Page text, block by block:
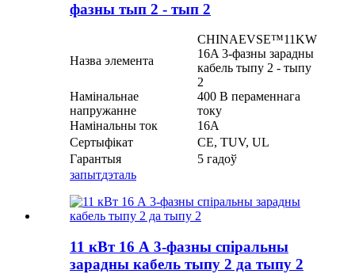
фазны тып 2 - тып 2
Назва элемента
CHINAEVSE™️11KW
16A 3-фазны зарадны
кабель тыпу 2 - тыпу
2
Намінальнае
напружанне
400 В пераменнага
току
Намінальны ток
16А
Сертыфікат
CE, TUV, UL
Гарантыя
5 гадоў
запытдэталь
11 кВт 16 А 3-фазны спіральны
зарадны кабель тыпу 2 да тыпу 2